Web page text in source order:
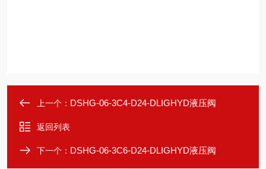
上一个： DSHG-06-3C4-D24-DLIGHYD液压阀
返回列表
下一个： DSHG-06-3C6-D24-DLIGHYD液压阀